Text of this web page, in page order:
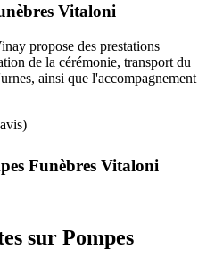
Vitaloni
propose des prestations
de la cérémonie, transport du
ainsi que l'accompagnement
Funèbres Vitaloni
sur Pompes